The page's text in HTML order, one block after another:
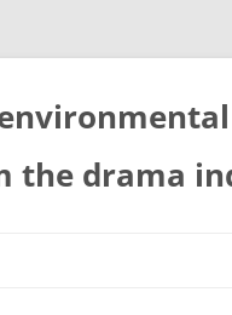
the drama